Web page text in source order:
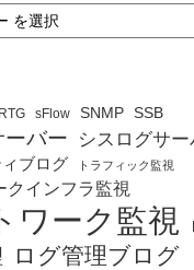
sFlow SNMP SSB
バー シスログサー
ブログ トラフィック監視
クインフラ監視
ワーク監視
ログ管理ブログ